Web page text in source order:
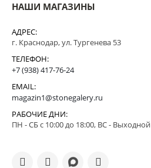
НАШИ МАГАЗИНЫ
АДРЕС:
г. Краснодар, ул. Тургенева 53
ТЕЛЕФОН:
+7 (938) 417-76-24
EMAIL:
magazin1@stonegalery.ru
РАБОЧИЕ ДНИ:
ПН - СБ с 10:00 до 18:00, ВС - Выходной